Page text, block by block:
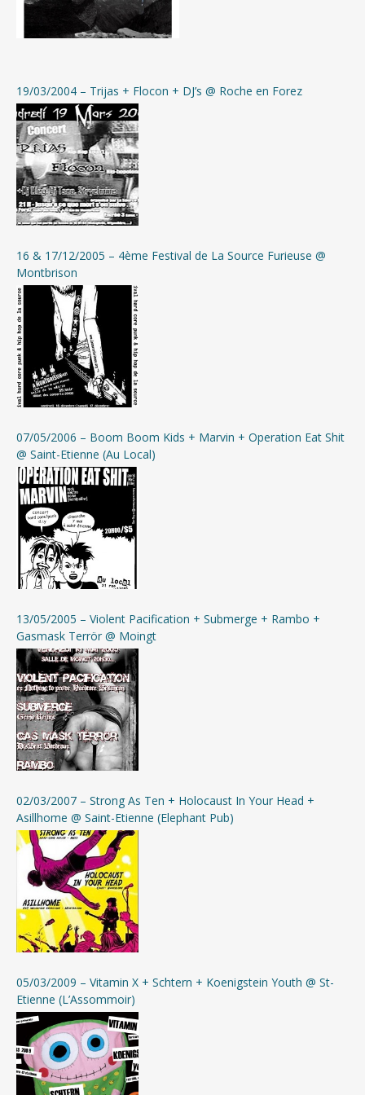
19/03/2004 – Trijas + Flocon + DJ’s @ Roche en Forez
16 & 17/12/2005 – 4ème Festival de La Source Furieuse @
Montbrison
07/05/2006 – Boom Boom Kids + Marvin + Operation Eat Shit
@ Saint-Etienne (Au Local)
13/05/2005 – Violent Pacification + Submerge + Rambo +
Gasmask Terrör @ Moingt
02/03/2007 – Strong As Ten + Holocaust In Your Head +
Asillhome @ Saint-Etienne (Elephant Pub)
05/03/2009 – Vitamin X + Schtern + Koenigstein Youth @ St-
Etienne (L’Assommoir)